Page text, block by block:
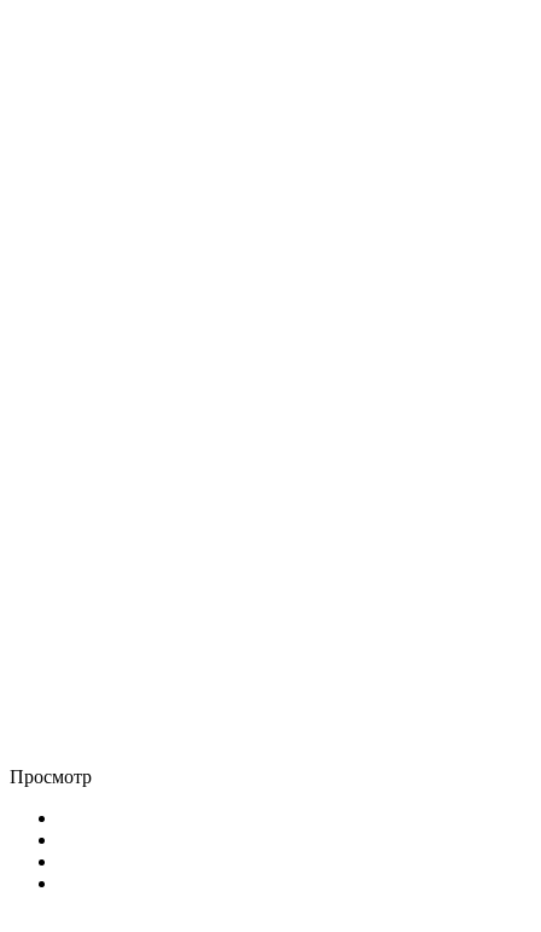
Просмотр